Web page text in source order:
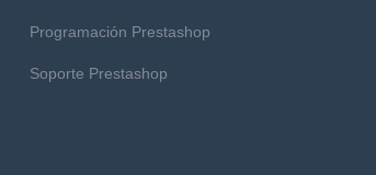
Programación Prestashop
Soporte Prestashop